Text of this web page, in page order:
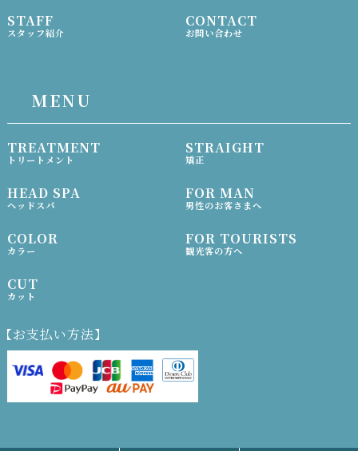
STAFF
スタッフ紹介
CONTACT
お問い合わせ
お支払い方法】
MENU
TREATMENT
トリートメント
HEAD SPA
ヘッドスパ
COLOR
カラー
CUT
カット
STRAIGHT
矯正
FOR MAN
男性のお客さまへ
FOR TOURISTS
観光客の方へ